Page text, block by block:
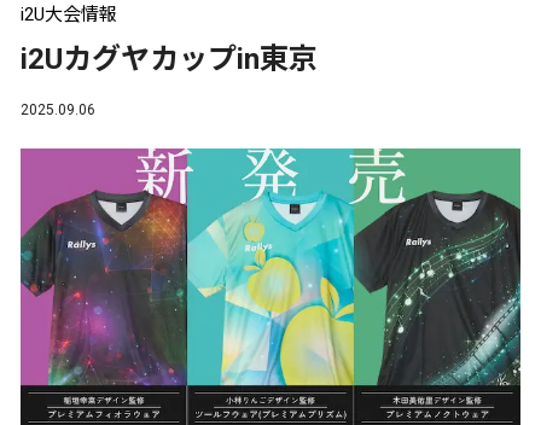
i2U大会情報
i2Uカグヤカップin東京
2025.09.06